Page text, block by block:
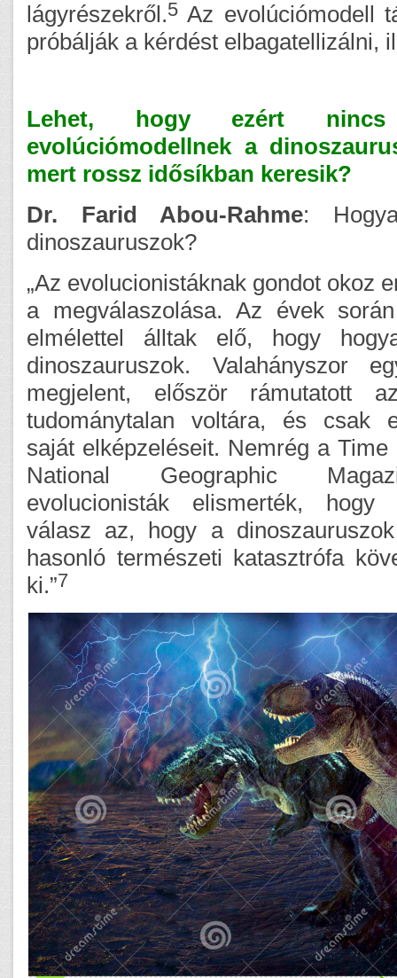
lágyrészekről.5 Az evolúciómodell
próbálják a kérdést elbagatellizálni,
Lehet, hogy ezért
evolúciómodellnek a
mert rossz idősíkban keresik?
Dr. Farid Abou-Rahme:
dinoszauruszok?
„Az evolucionistáknak gondot okoz
a megválaszolása. Az évek
elmélettel álltak elő, hogy
dinoszauruszok. Valahányszor
megjelent, először rámutatott
tudománytalan voltára, és csak
saját elképzeléseit. Nemrég a
National Geographic
evolucionisták elismerték, hogy
válasz az, hogy a
hasonló természeti katasztrófa
ki.”7